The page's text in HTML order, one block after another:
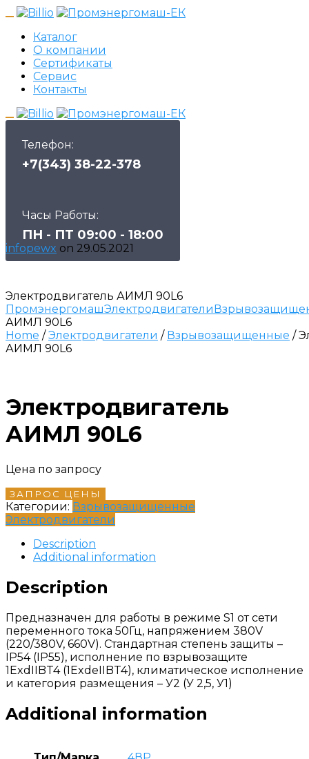
Каталог
О компании
Сертификаты
Сервис
Контакты
Телефон:
+7(343) 38-22-378
Часы Работы:
ПН - ПТ 09:00 - 18:00
infopewx on 29.05.2021
Электродвигатель АИМЛ 90L6
ПромэнергомашЭлектродвигатели
АИМЛ 90L6
Home /Электродвигатели / Взрывозащищенные /
АИМЛ 90L6
Электродвигатель
АИМЛ 90L6
Цена по запросу
ЗАПРОС ЦЕНЫ
Категории: Взрывозащищенные
Электродвигатели
Description
Additional information
Description
Предназначен для работы в режиме S1 от сети
переменного тока 50Гц, напряжением 380V
(220/380V, 660V). Стандартная степень защиты –
IP54 (IP55), исполнение по взрывозащите
1ExdIIBT4 (1ExdеIIBT4), климатическое исполнение
и категория размещения – У2 (У 2,5, У1)
Additional information